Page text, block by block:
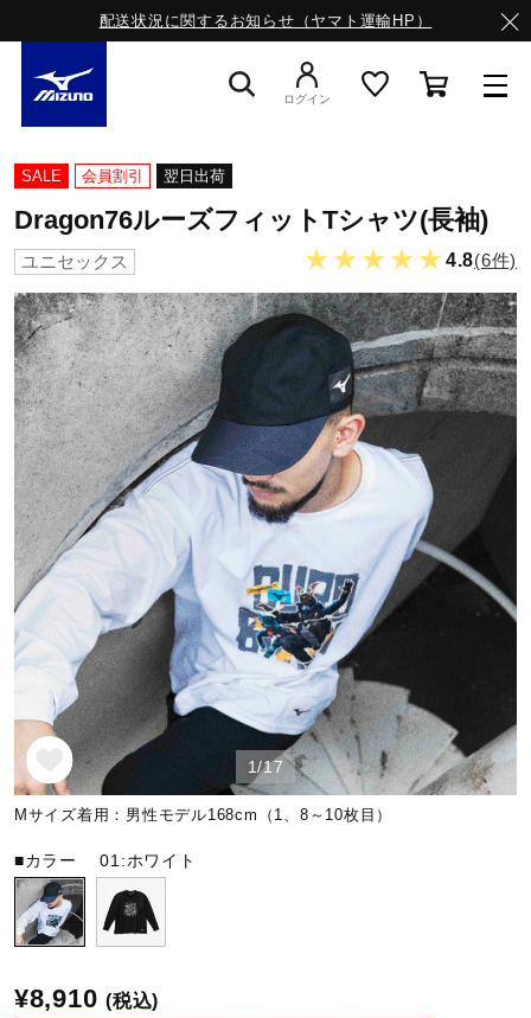
配送状況に関するお知らせ（ヤマト運輸HP）
スニーカー
ライフスタイルウエア
ランニング
サッカー／フットサル
トレーニング
野球
ゴルフ
スイム
バレーボール
テニス／ソフトテニス
ログイン
SALE 会員割引 翌日出荷
Dragon76ルーズフィットTシャツ(長袖)
ユニセックス ★★★★★ 4.8(6件)
1/17
Mサイズ着用：男性モデル168cm（1、8～10枚目）
■カラー01:ホワイト
¥8,910 (税込)